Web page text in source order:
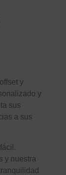
y
y
sus
a sus
y nuestra